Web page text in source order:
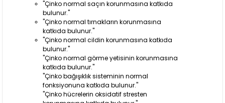
"Çinko normal saçın korunmasına katkıda
bulunur."
"Çinko normal tırnakların korunmasına
katkıda bulunur."
"Çinko normal cildin korunmasına katkıda
bulunur."
"Çinko normal görme yetisinin korunmasına
katkıda bulunur."
"Çinko bağışıklık sisteminin normal
fonksiyonuna katkıda bulunur."
"Çinko hücrelerin oksidatif stresten